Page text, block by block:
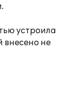
устроила
внесено не